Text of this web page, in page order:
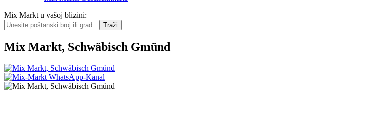
Mix Markt u vašoj blizini:
Mix Markt, Schwäbisch Gmünd